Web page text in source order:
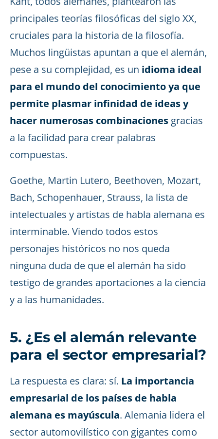
principales teorías filosóficas del siglo XX,
cruciales para la historia de la filosofía.
Muchos lingüistas apuntan a que el alemán,
pese a su complejidad, es un idioma ideal
para el mundo del conocimiento ya que
permite plasmar infinidad de ideas y
hacer numerosas combinaciones gracias
a la facilidad para crear palabras
compuestas.
Goethe, Martin Lutero, Beethoven, Mozart,
Bach, Schopenhauer, Strauss, la lista de
intelectuales y artistas de habla alemana es
interminable. Viendo todos estos
personajes históricos no nos queda
ninguna duda de que el alemán ha sido
testigo de grandes aportaciones a la ciencia
y a las humanidades.
5. ¿Es el alemán relevante
para el sector empresarial?
La respuesta es clara: sí. La importancia
empresarial de los países de habla
alemana es mayúscula. Alemania lidera el
sector automovilístico con gigantes como